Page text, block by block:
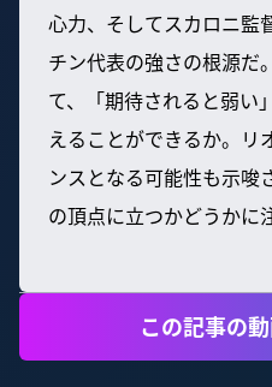
心力、そしてスカロニ監
チン代表の強さの根源だ
て、「期待されると弱い
えることができるか。リ
ンスとなる可能性も示唆
の頂点に立つかどうかに
この記事の